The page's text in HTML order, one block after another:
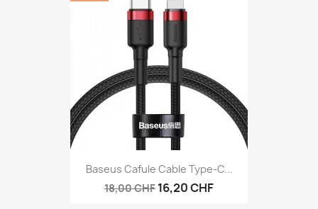
Baseus Cafule Cable Type-C...
18,00 CHF 16,20 CHF